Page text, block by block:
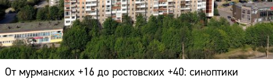
От мурманских +16 до ростовских +40: синоптики